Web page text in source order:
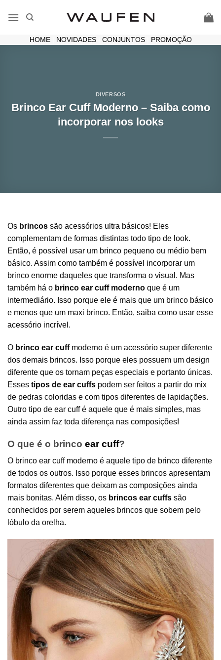
HOME| NOVIDADES| CONJUNTOS| PROMOÇÃO
DIVERSOS
Brinco Ear Cuff Moderno – Saiba como
incorporar nos looks
Os brincos são acessórios ultra básicos! Eles
complementam de formas distintas todo tipo de look.
Então, é possível usar um brinco pequeno ou médio bem
básico. Assim como também é possível incorporar um
brinco enorme daqueles que transforma o visual. Mas
também há o brinco ear cuffmoderno que é um
intermediário. Isso porque ele é mais que um brinco básico
e menos que um maxi brinco. Então, saiba como usar esse
acessório incrível.
O brinco ear cuffmoderno é um acessório super diferente
dos demais brincos. Isso porque eles possuem um design
diferente que os tornam peças especiais e portanto únicas.
Esses tipos de ear cuffs podem ser feitos a partir do mix
de pedras coloridas e com tipos diferentes de lapidações.
Outro tipo de ear cuff é aquele que é mais simples, mas
ainda assim faz toda diferença nas composições!
O que é o brinco ear cuff?
O brinco ear cuff moderno é aquele tipo de brinco diferente
de todos os outros. Isso porque esses brincos apresentam
formatos diferentes que deixam as composições ainda
mais bonitas. Além disso, os brincos ear cuffs são
conhecidos por serem aqueles brincos que sobem pelo
lóbulo da orelha.